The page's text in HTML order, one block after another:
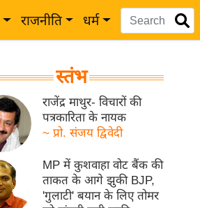
राजनीति धर्म
स्तंभ
राजेंद्र माथुर- विचारों की
पत्रकारिता के नायक
~ प्रो. संजय द्विवेदी
MP में कुशवाहा वोट बैंक की
ताकत के आगे झुकी BJP,
'गुलाटी' बयान के लिए तोमर